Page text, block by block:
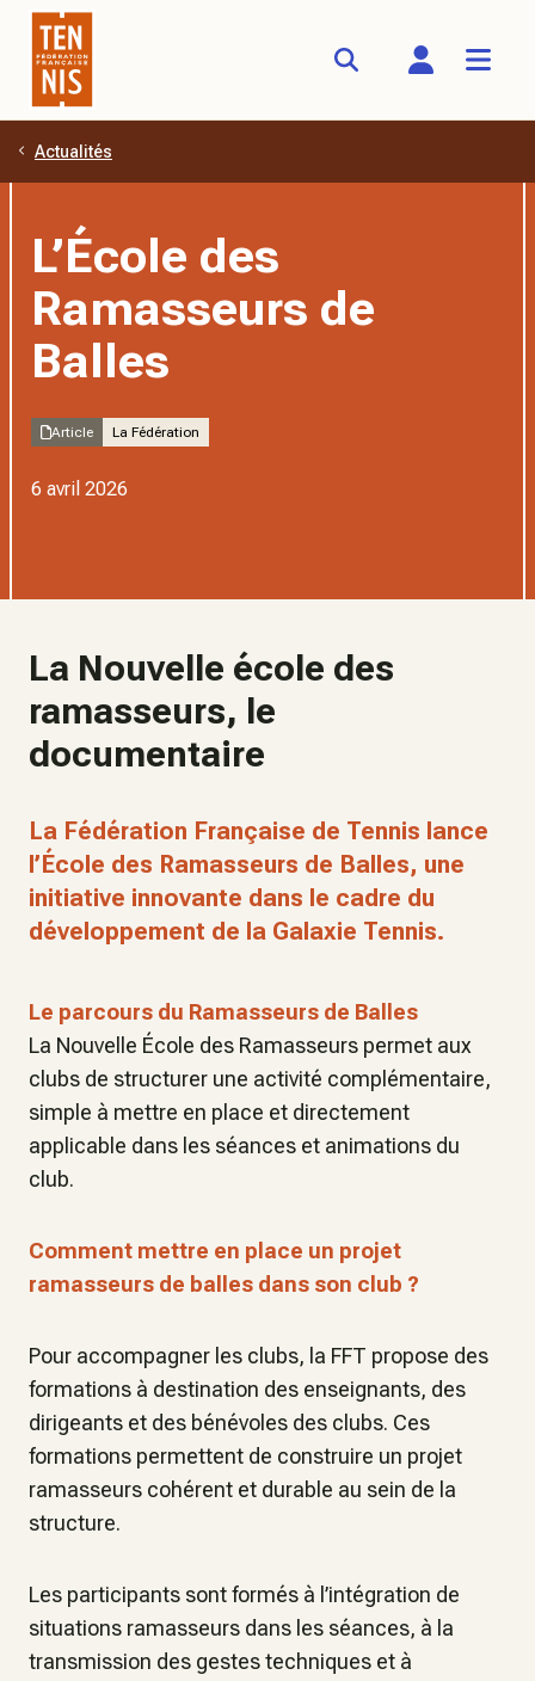
Aller au contenu principal
Actualités
L’École des
Ramasseurs de
Balles
Article La Fédération
6 avril 2026
La Nouvelle école des
ramasseurs, le
documentaire
La Fédération Française de Tennis lance
l’École des Ramasseurs de Balles, une
initiative innovante dans le cadre du
développement de la Galaxie Tennis.
Le parcours du Ramasseurs de Balles
La Nouvelle École des Ramasseurs permet aux
clubs de structurer une activité complémentaire,
simple à mettre en place et directement
applicable dans les séances et animations du
club.
Comment mettre en place un projet
ramasseurs de balles dans son club ?
Pour accompagner les clubs, la FFT propose des
formations à destination des enseignants, des
dirigeants et des bénévoles des clubs. Ces
formations permettent de construire un projet
ramasseurs cohérent et durable au sein de la
structure.
Les participants sont formés à l’intégration de
situations ramasseurs dans les séances, à la
transmission des gestes techniques et à